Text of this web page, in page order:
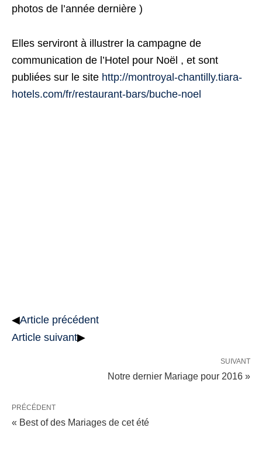
photos de l’année dernière )
Elles serviront à illustrer la campagne de
communication de l’Hotel pour Noël , et sont
publiées sur le site http://montroyal-chantilly.tiara-
hotels.com/fr/restaurant-bars/buche-noel
◀Article précédent
Article suivant▶
SUIVANT
Notre dernier Mariage pour 2016 »
PRÉCÉDENT
« Best of des Mariages de cet été